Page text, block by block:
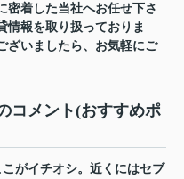
密着した当社へお任せ下さ
情報を取り扱っておりま
ざいましたら、お気軽にご
コメント(おすすめポ
がイチオシ。近くにはセブ